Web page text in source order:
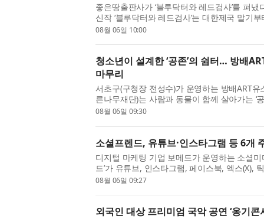
좋은땅출판사가 ‘블루닥터와 레드검사’를 펴냈
신작 ‘블루닥터와 레드검사’는 대한제국 말기
을 선택한 두 가문의 100년을 따라가는 역사
08월 06일 10:00
청소년이 설계한 ‘공존’의 쉼터… 방배
마무리
서초구(구청장 전성수)가 운영하는 방배ART
른나무재단)는 사람과 동물이 함께 살아가는 ‘
공헌 프로젝트 ‘뚝딱공작소’를 성공적으로 마
08월 06일 09:30
소셜프렌드, 유튜브·인스타그램 등 6개
디지털 마케팅 기업 보메드가 운영하는 소셜미
드’가 유튜브, 인스타그램, 페이스북, 엑스(X),
마케팅 서비스를 한곳에서 이용할 수 있는 통
08월 06일 09:27
외국인 대상 프리미엄 국악 공연 ‘옹기콘